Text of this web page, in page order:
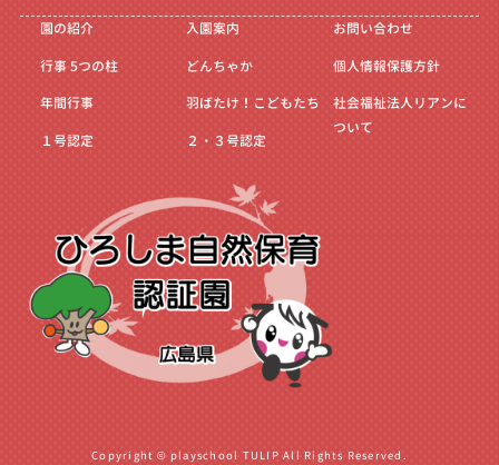
園の紹介
行事5つの柱
年間行事
１号認定
入園案内
どんちゃか
羽ばたけ！こどもたち
２・３号認定
お問い合わせ
個人情報保護方針
社会福祉法人リアンに
ついて
Copyright © playschool TULIP All Rights Reserved.